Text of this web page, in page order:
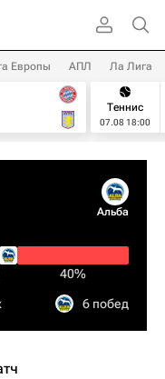
Европы АПЛ Ла Лига
Теннис
07.08 18:00
Альба
40%
6 побед